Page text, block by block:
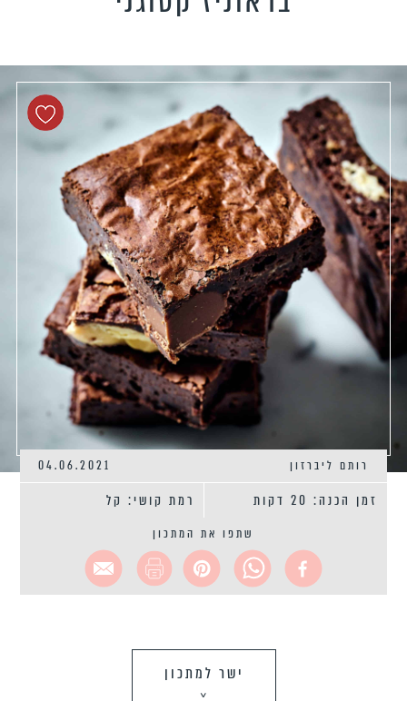
טבעוניים
לילדים
את האורחים
04.06.2021 רותם ליברזון
זמן הכנה: 20 דקות רמת קושי: קל
שתפו את המתכון
ישר למתכון
>